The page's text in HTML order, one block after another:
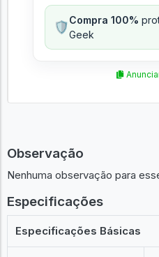
🛡️Compra 100%
Geek
Observação
Nenhuma observação para
Especificações
Especificações Básicas